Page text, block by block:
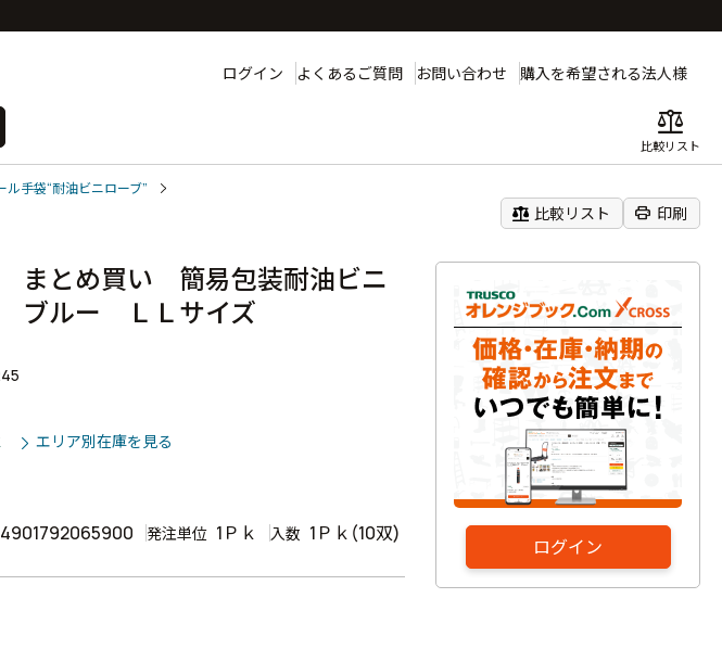
ログイン よくあるご質問 お問い合わせ 購入を希望される法人様
balance
比較リスト
手袋“耐油ビニローブ”
balance 比較リスト print 印刷
ログイン
とめ買い 簡易包装耐油ビニ
ブルー ＬＬサイズ
エリア別在庫を見る
4901792065900 発注単位 1Ｐｋ 入数 1Ｐｋ(10双)